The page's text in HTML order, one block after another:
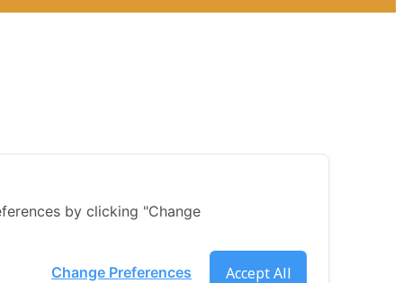
by clicking "Change
Accept All
Change Preferences